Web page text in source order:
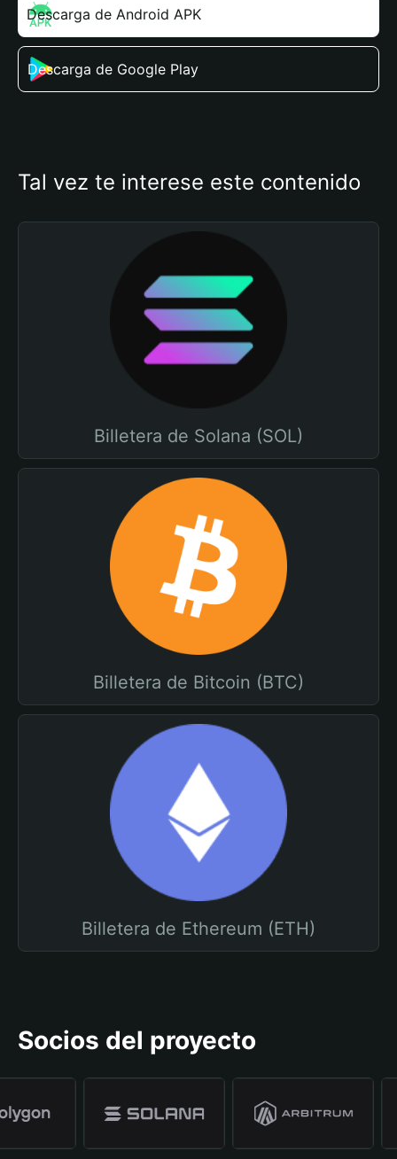
Descarga de Android APK
Descarga de Google Play
Tal vez te interese este contenido
Billetera de Solana (SOL)
Billetera de Bitcoin (BTC)
Billetera de Ethereum (ETH)
Socios del proyecto